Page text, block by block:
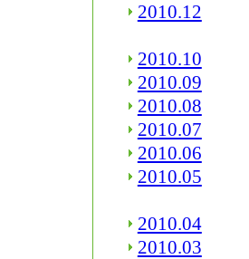
2010.12
2010.10
2010.09
2010.08
2010.07
2010.06
2010.05
2010.04
2010.03